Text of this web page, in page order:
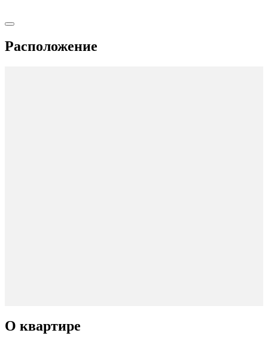
Расположение
О квартире